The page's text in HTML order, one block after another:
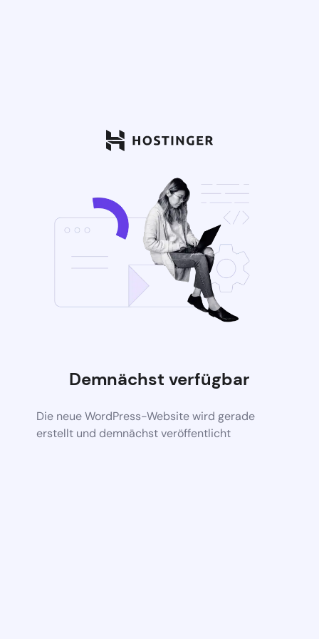
Demnächst verfügbar
Die neue WordPress-Website wird gerade
erstellt und demnächst veröffentlicht